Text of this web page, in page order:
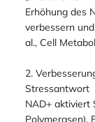
1.
NAD+ ist ein
„Kraftwerken“
Erhöhung des
verbessern
al., Cell